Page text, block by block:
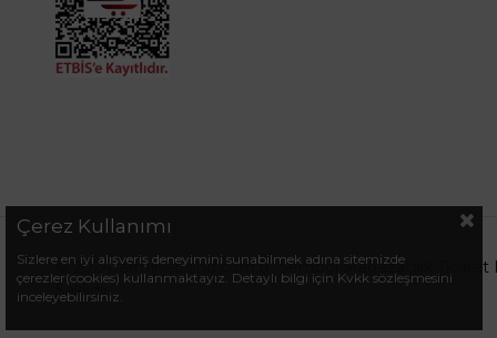
© 2024 .arminetrend.com.tr. Sembol Mağazacılık Ticaret
Saklıdır.
Çerez Kullanımı
Sizlere en iyi alışveriş deneyimini sunabilmek adına sitemizde
çerezler(cookies) kullanmaktayız. Detaylı bilgi için Kvkk sözleşmesini
inceleyebilirsiniz.